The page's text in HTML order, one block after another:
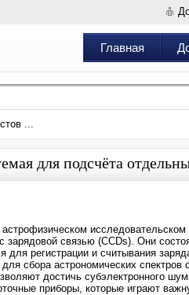
Главная
...
для подсчёта
связью (CCDs). Они
регистрации и считывания
сбора астрономических спектров
достичь субэлектронного
приборы, которые играют